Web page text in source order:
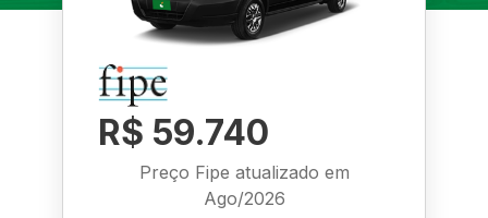
R$ 59.740
Preço Fipe atualizado em
Ago/2026